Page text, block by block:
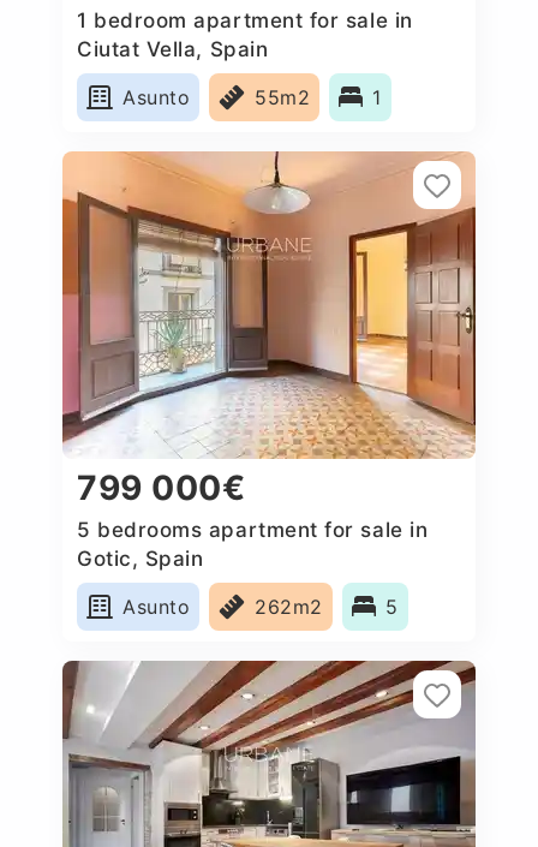
1 bedroom apartment for sale in
Ciutat Vella, Spain
Asunto
55m2 1
799 000€
5 bedrooms apartment for sale in
Gotic, Spain
Asunto
262m2 5